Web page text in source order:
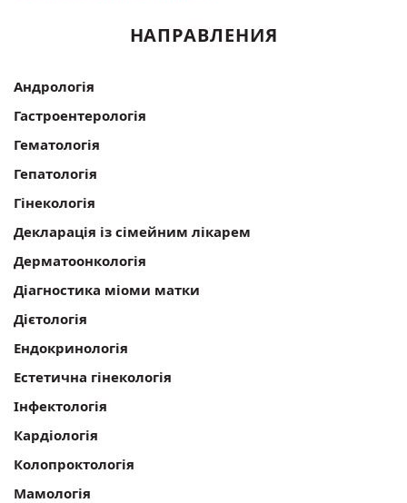
НАПРАВЛЕНИЯ
Андрологія
Гастроентерологія
Гематологія
Гепатологія
Гінекологія
Декларація із сімейним лікарем
Дерматоонкологія
Діагностика міоми матки
Дієтологія
Ендокринологія
Естетична гінекологія
Інфектологія
Кардіологія
Колопроктологія
Мамологія